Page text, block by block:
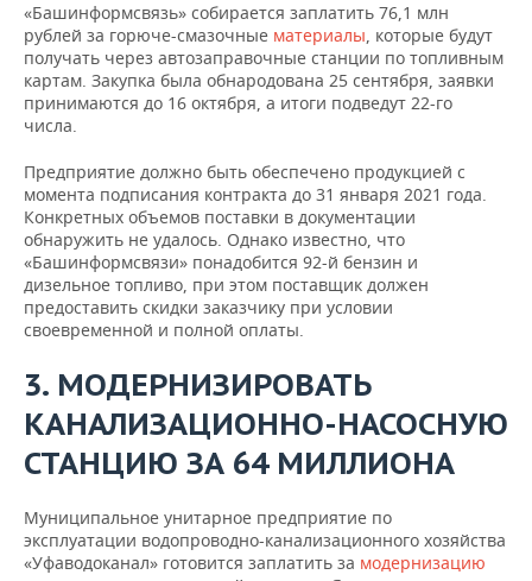
«Башинформсвязь» собирается заплатить 76,1 млн
рублей за горюче-смазочные материалы, которые будут
получать через автозаправочные станции по топливным
картам. Закупка была обнародована 25 сентября, заявки
принимаются до 16 октября, а итоги подведут 22-го
числа.
Предприятие должно быть обеспечено продукцией с
момента подписания контракта до 31 января 2021 года.
Конкретных объемов поставки в документации
обнаружить не удалось. Однако известно, что
«Башинформсвязи» понадобится 92-й бензин и
дизельное топливо, при этом поставщик должен
предоставить скидки заказчику при условии
своевременной и полной оплаты.
3. МОДЕРНИЗИРОВАТЬ
КАНАЛИЗАЦИОННО-НАСОСНУЮ
СТАНЦИЮ ЗА 64 МИЛЛИОНА
Муниципальное унитарное предприятие по
эксплуатации водопроводно-канализационного хозяйства
«Уфаводоканал» готовится заплатить за модернизацию